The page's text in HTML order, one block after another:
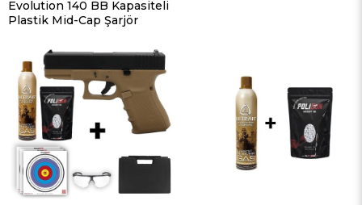
Evolution 140 BB Kapasiteli
Plastik Mid-Cap Şarjör